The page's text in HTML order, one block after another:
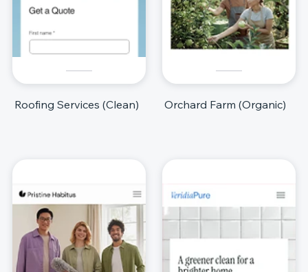
Roofing Services (Clean) Orchard Farm (Organic)